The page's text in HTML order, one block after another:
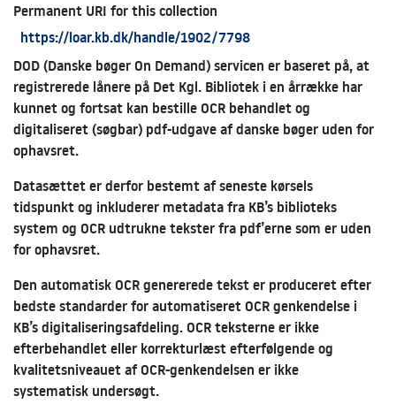
Permanent URI for this collection
https://loar.kb.dk/handle/1902/7798
DOD (Danske bøger On Demand) servicen er baseret på, at
registrerede lånere på Det Kgl. Bibliotek i en årrække har
kunnet og fortsat kan bestille OCR behandlet og
digitaliseret (søgbar) pdf-udgave af danske bøger uden for
ophavsret.
Datasættet er derfor bestemt af seneste kørsels
tidspunkt og inkluderer metadata fra KB’s biblioteks
system og OCR udtrukne tekster fra pdf’erne som er uden
for ophavsret.
Den automatisk OCR genererede tekst er produceret efter
bedste standarder for automatiseret OCR genkendelse i
KB’s digitaliseringsafdeling. OCR teksterne er ikke
efterbehandlet eller korrekturlæst efterfølgende og
kvalitetsniveauet af OCR-genkendelsen er ikke
systematisk undersøgt.